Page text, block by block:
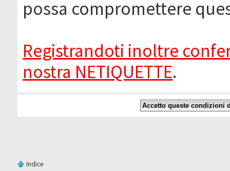
possa compromettere
Registrandoti inoltre
nostra NETIQUETTE.
Indice